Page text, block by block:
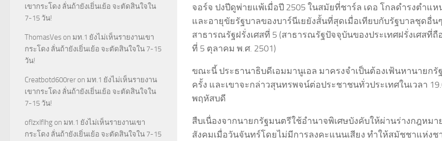
จอร์จ ปงปีดูพ่ายแพ้เมื่อปี 2505 ในสมัยที่ชาร์ล เดอ โกลดำรงตำแ
และอายุขัยรัฐบาลของบาร์นีเยยังสั้นที่สุดเมื่อเทียบกับรัฐบาลชุดอื่น
สาธารณรัฐฝรั่งเศสที่ 5 (สาธารณรัฐปัจจุบันของประเทศฝรั่งเศสที่ถื
ที่ 5 ตุลาคม พ.ศ. 2501)
ขณะนี้ ประธานาธิบดีเอมมานูเอล มาครงจำเป็นต้องเฟ้นหานายก
ครั้ง และเขาจะกล่าวสุนทรพจน์ต่อประชาชนทั่วประเทศในเวลา
พฤหัสบดี
สืบเนื่องจากนายกรัฐมนตรีใช้อำนาจพิเศษบังคับให้ผ่านร่างกฎหมา
สังคมเมื่อวันจันทร์โดยไม่มีการลงคะแนนเสียง ทำให้สมัชชาแห่งช
เขากระโดง ลั่นถ้ายังเยิ่นเย้อ จะตัดสินใจใน
7-15 วัน!
ThomasVes on มท.1 ยังไม่เห็นรายงานเขา
กระโดง ลั่นถ้ายังเยิ่นเย้อ จะตัดสินใจใน 7-15
วัน!
Creatbotd600rer on มท.1 ยังไม่เห็นรายงาน
เขากระโดง ลั่นถ้ายังเยิ่นเย้อ จะตัดสินใจใน
7-15 วัน!
oflzxlflhg on มท.1 ยังไม่เห็นรายงานเขา
กระโดง ลั่นถ้ายังเยิ่นเย้อ จะตัดสินใจใน 7-15